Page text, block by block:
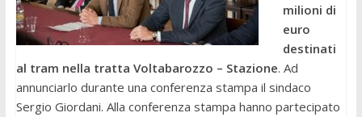
milioni di
euro
destinati
al tram nella tratta Voltabarozzo – Stazione. Ad
annunciarlo durante una conferenza stampa il sindaco
Sergio Giordani. Alla conferenza stampa hanno partecipato